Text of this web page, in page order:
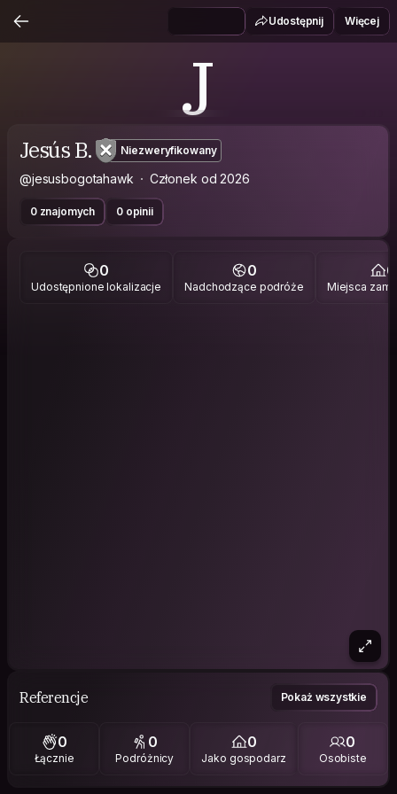
Udostępnij Więcej
J
Jesús B. Niezweryfikowany
@jesusbogotahawk Członek od 2026
0 znajomych 0 opinii
0
Udostępnione lokalizacje
0
Nadchodzące podróże
0
Miejsca
Referencje Pokaż wszystkie
0
Łącznie
0
Podróżnicy
0
Jako gospodarz
0
Osobiste